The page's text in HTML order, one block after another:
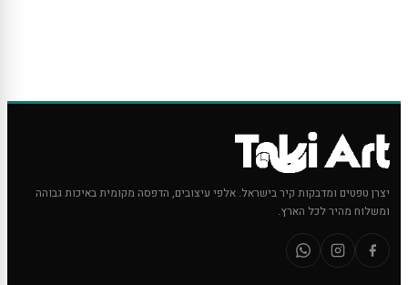
יצרן טפטים ומדבקות קיר בישראל. אלפי עיצובים, הדפסה מקומית באיכות גבוהה
ומשלוח מהיר לכל הארץ.